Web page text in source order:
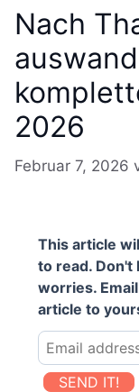
Nach
2026
Februar 7, 2026
This article
to read. Don't
worries.
article to
SEND IT!